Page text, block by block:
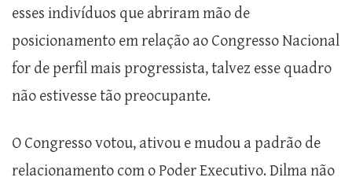
esses indivíduos que abriram mão de
posicionamento em relação ao Congresso Nacional
for de perfil mais progressista, talvez esse quadro
não estivesse tão preocupante.
O Congresso votou, ativou e mudou a padrão de
relacionamento com o Poder Executivo. Dilma não